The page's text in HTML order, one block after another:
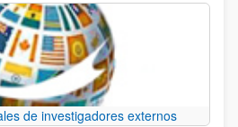
de investigadores externos